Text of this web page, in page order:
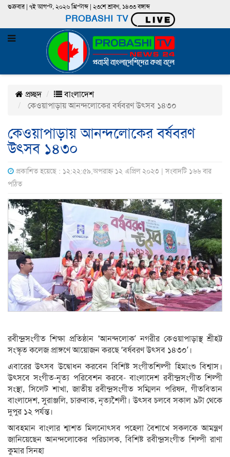
শুক্রবার | ৭ই আগস্ট, ২০২৬ খ্রিস্টাব্দ | ২৩শে শ্রাবণ, ১৪৩৩ বঙ্গাব্দ
PROBASHI TV
প্রচ্ছদ
বাংলাদেশ
কেওয়াপাড়ায় আনন্দলোকের বর্ষবরণ উৎসব ১৪৩০
কেওয়াপাড়ায় আনন্দলোকের বর্ষবরণ
উৎসব ১৪৩০
প্রকাশিত হয়েছে : ১২:২২:৫৯,অপরাহ্ন ১২ এপ্রিল ২০২৩ | সংবাদটি ১৬৬ বার
পঠিত
রবীন্দ্রসংগীত শিক্ষা প্রতিষ্ঠান ‘আনন্দলোক’ নগরীর কেওয়াপাড়াস্থ শ্রীহট্ট
সংস্কৃত কলেজ প্রাঙ্গণে আয়োজন করছে ‘বর্ষবরণ উৎসব ১৪৩০’।
এবারের উৎসব উদ্বোধন করবেন বিশিষ্ট সংগীতশিল্পী হিমাংশু বিশ্বাস।
উৎসবে সংগীত-নৃত্য পরিবেশন করবে- বাংলাদেশ রবীন্দ্রসংগীত শিল্পী
সংস্থা, সিলেট শাখা, জাতীয় রবীন্দ্রসংগীত সম্মিলন পরিষদ, গীতবিতান
বাংলাদেশ, সুরাঞ্জলি, চারুবাক, নৃত্যশৈলী। উৎসব চলবে সকাল ৯টা থেকে
দুপুর ১২ পর্যন্ত।
আবহমান বাংলার শ্বাশত মিলনোৎসব পহেলা বৈশাখে সকলকে আমন্ত্রণ
জানিয়েছেন আনন্দলোকের পরিচালক, বিশিষ্ট রবীন্দ্রসংগীত শিল্পী রাণা
কুমার সিনহা